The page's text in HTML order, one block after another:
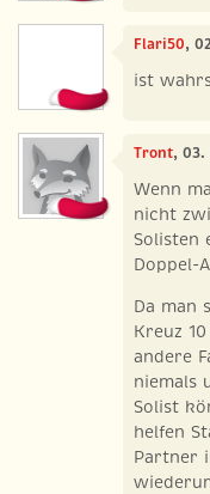
Flari50,
ist
Tront, 03.
Wenn
nicht
Solisten
Doppel-
Da man
Kreuz
andere
niemals
Solist
helfen
Partner